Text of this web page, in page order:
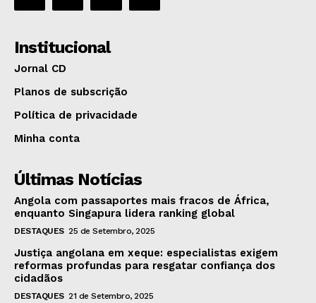
Institucional
Jornal CD
Planos de subscrição
Política de privacidade
Minha conta
Últimas Notícias
Angola com passaportes mais fracos de África,
enquanto Singapura lidera ranking global
DESTAQUES 25 de Setembro, 2025
Justiça angolana em xeque: especialistas exigem
reformas profundas para resgatar confiança dos
cidadãos
DESTAQUES 21 de Setembro, 2025